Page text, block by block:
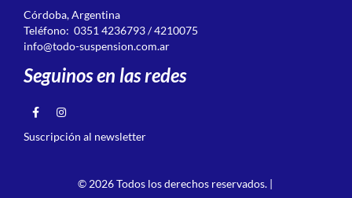
Córdoba, Argentina
Teléfono: 0351 4236793 / 4210075
info@todo-suspension.com.ar
Seguinos en las redes
Suscripción al newsletter
© 2026 Todos los derechos reservados. |